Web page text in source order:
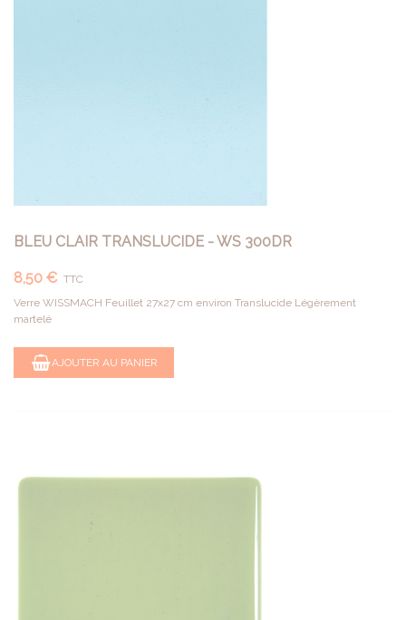
BLEU CLAIR TRANSLUCIDE - WS 300DR
8,50 € TTC
Verre WISSMACH Feuillet 27x27 cm environ Translucide Légèrement
martelé
AJOUTER AU PANIER